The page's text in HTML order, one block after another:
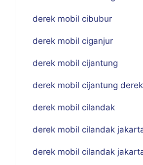
derek mobil cibubur
derek mobil ciganjur
derek mobil cijantung
derek mobil cijantung
derek mobil cilandak
derek mobil cilandak
derek mobil cilandak